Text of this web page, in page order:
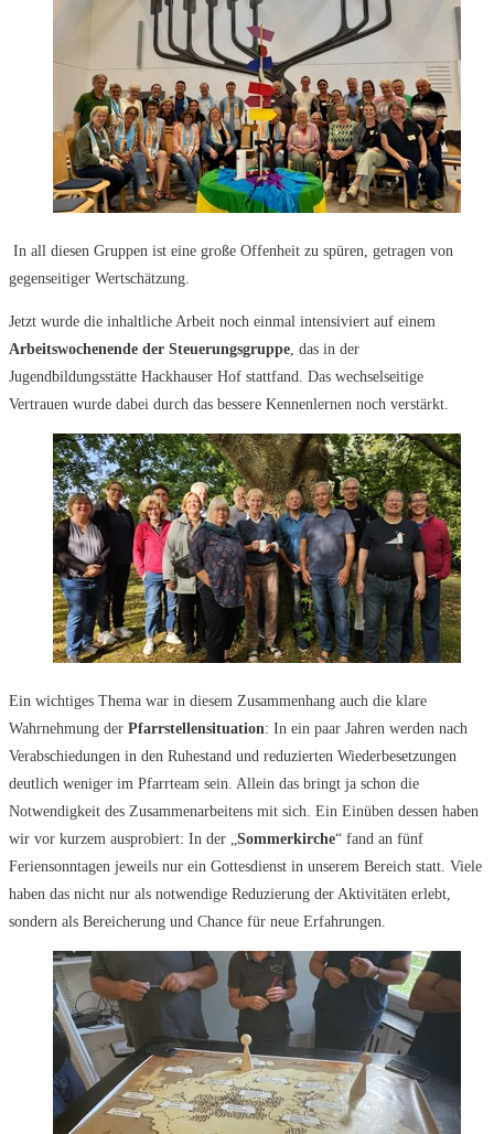
In all diesen Gruppen ist eine große Offenheit zu spüren, getragen von
gegenseitiger Wertschätzung.
Jetzt wurde die inhaltliche Arbeit noch einmal intensiviert auf einem
Arbeitswochenende der Steuerungsgruppe, das in der
Jugendbildungsstätte Hackhauser Hof stattfand. Das wechselseitige
Vertrauen wurde dabei durch das bessere Kennenlernen noch verstärkt.
Ein wichtiges Thema war in diesem Zusammenhang auch die klare
Wahrnehmung der Pfarrstellensituation: In ein paar Jahren werden nach
Verabschiedungen in den Ruhestand und reduzierten Wiederbesetzungen
deutlich weniger im Pfarrteam sein. Allein das bringt ja schon die
Notwendigkeit des Zusammenarbeitens mit sich. Ein Einüben dessen haben
wir vor kurzem ausprobiert: In der „Sommerkirche“ fand an fünf
Feriensonntagen jeweils nur ein Gottesdienst in unserem Bereich statt. Viele
haben das nicht nur als notwendige Reduzierung der Aktivitäten erlebt,
sondern als Bereicherung und Chance für neue Erfahrungen.